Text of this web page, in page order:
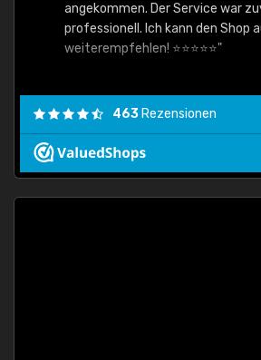
angekommen. Der Service war
professionell. Ich kann den Shop
weiterempfehlen! ⭐⭐⭐⭐⭐"
463 Rezensionen